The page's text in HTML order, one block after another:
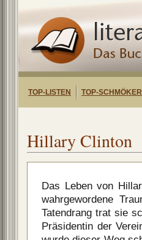
TOP-LISTEN TOP-SCHMÖKER
Hillary Clinton
Das Leben von
wahrgewordene
Tatendrang trat sie
Präsidentin der